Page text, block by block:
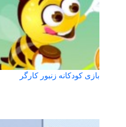
بازی کودکانه زنبور کارگر